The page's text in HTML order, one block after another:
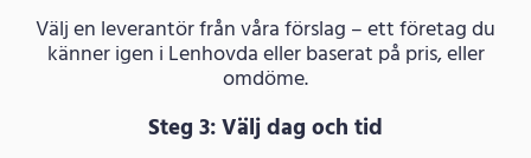
Välj en leverantör från våra förslag – ett företag du
känner igen i Lenhovda eller baserat på pris, eller
omdöme.
Steg 3: Välj dag och tid